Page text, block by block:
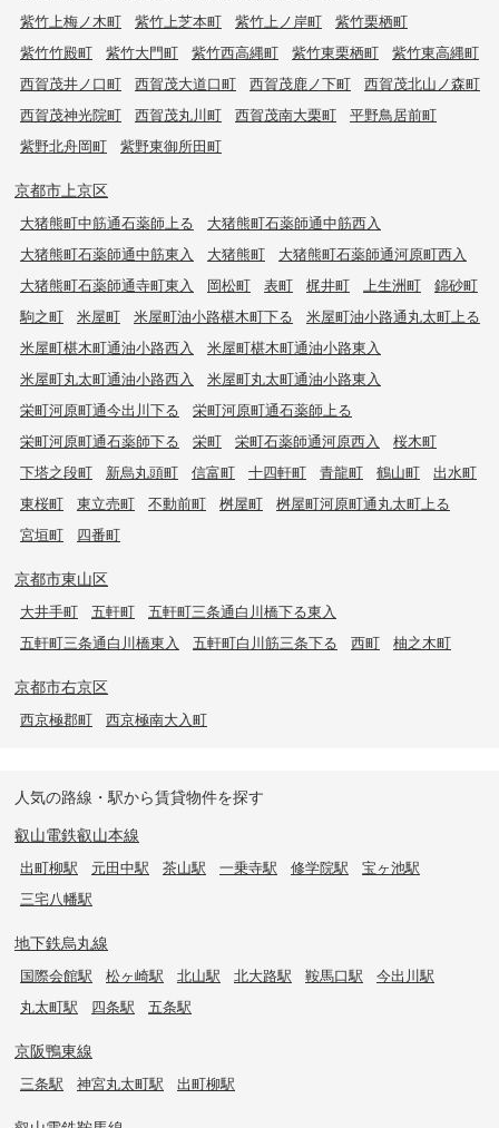
紫竹上梅ノ木町
紫竹上芝本町 紫竹上ノ岸町
紫竹栗栖町
紫竹竹殿町
紫竹大門町 紫竹西高縄町 紫竹東栗栖町
紫竹東高縄町
西賀茂井ノ口町
西賀茂大道口町 西賀茂鹿ノ下町
西賀茂北山ノ森町
西賀茂神光院町
西賀茂丸川町 西賀茂南大栗町
平野鳥居前町
紫野北舟岡町
紫野東御所田町
京都市上京区
大猪熊町中筋通石薬師上る
大猪熊町石薬師通中筋西入
大猪熊町石薬師通中筋東入
大猪熊町
大猪熊町石薬師通河原町西入
大猪熊町石薬師通寺町東入
岡松町 表町 梶井町 上生洲町
錦砂町
駒之町
米屋町 米屋町油小路椹木町下る
米屋町油小路通丸太町上る
米屋町椹木町通油小路西入
米屋町椹木町通油小路東入
米屋町丸太町通油小路西入
米屋町丸太町通油小路東入
栄町河原町通今出川下る
栄町河原町通石薬師上る
栄町河原町通石薬師下る
栄町 栄町石薬師通河原西入
桜木町
下塔之段町
新烏丸頭町 信富町 十四軒町 青龍町 鶴山町
出水町
東桜町
東立売町 不動前町 桝屋町
桝屋町河原町通丸太町上る
宮垣町
四番町
京都市東山区
大井手町 五軒町
五軒町三条通白川橋下る東入
五軒町三条通白川橋東入
五軒町白川筋三条下る 西町 柚之木町
京都市右京区
西京極郡町 西京極南大入町
人気の路線・駅から賃貸物件を探す
叡山電鉄叡山本線
出町柳駅 元田中駅 茶山駅 一乗寺駅 修学院駅
宝ヶ池駅
三宅八幡駅
地下鉄烏丸線
国際会館駅 松ヶ崎駅 北山駅 北大路駅 鞍馬口駅
今出川駅
丸太町駅
四条駅 五条駅
京阪鴨東線
三条駅 神宮丸太町駅 出町柳駅